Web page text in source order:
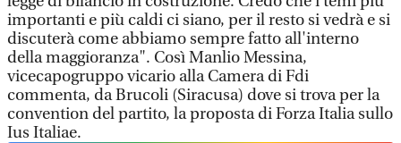
importanti e più caldi ci siano, per il resto si vedrà e si
discuterà come abbiamo sempre fatto all'interno
della maggioranza". Così Manlio Messina,
vicecapogruppo vicario alla Camera di Fdi
commenta, da Brucoli (Siracusa) dove si trova per la
convention del partito, la proposta di Forza Italia sullo
Ius Italiae.